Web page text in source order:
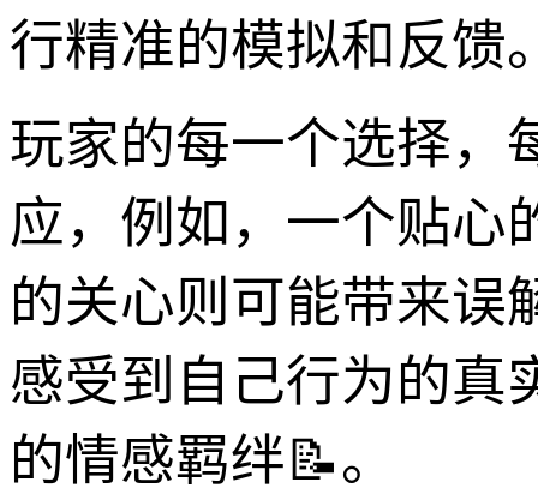
行精准的模拟和反馈
玩家的每一个选择，
应，例如，一个贴心
的关心则可能带来误
感受到自己行为的真
的情感羁绊📝。